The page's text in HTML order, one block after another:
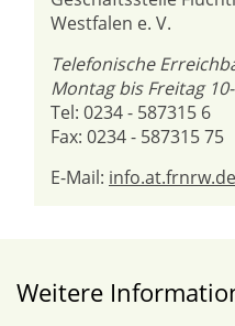
Westfalen e. V.
Telefonische
Montag bis Freitag
Tel: 0234 - 587315 6
Fax: 0234 - 587315 75
E-Mail: info.at.frnrw.de
Weitere